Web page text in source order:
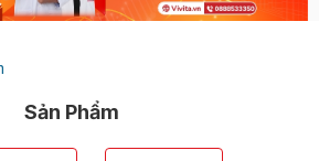
Sản Phẩm